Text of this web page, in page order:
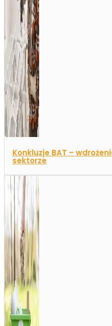
Konkluzje BAT –
sektorze